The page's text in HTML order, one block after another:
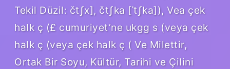
Tekil Düzil: čtʃx], čtʃka [ˈtʃka]), Vea çek
halk ç (£ cumuriyet’ne ukgg s (veya çek
halk ç (veya çek halk ç ( Ve Milettir,
Ortak Bir Soyu, Kültür, Tarihi ve Çilini